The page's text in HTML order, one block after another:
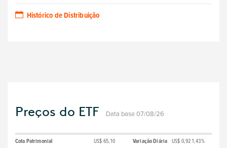
Histórico de Distribuição
Preços do ETF Data base 07/08/26
Cota Patrimonial US$ 65,10 Variação Diária US$ 0,92 1,43%